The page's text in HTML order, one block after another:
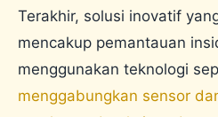
Terakhir, solusi inovatif
mencakup pemantauan
menggunakan teknologi
menggabungkan sensor